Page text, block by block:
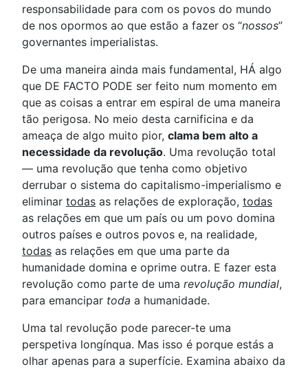
responsabilidade para com os povos do mundo
de nos opormos ao que estão a fazer os “nossos”
governantes imperialistas.
De uma maneira ainda mais fundamental, HÁ algo
que DE FACTO PODE ser feito num momento em
que as coisas a entrar em espiral de uma maneira
tão perigosa. No meio desta carnificina e da
ameaça de algo muito pior, clama bem alto a
necessidade da revolução. Uma revolução total
— uma revolução que tenha como objetivo
derrubar o sistema do capitalismo-imperialismo e
eliminar todas as relações de exploração, todas
as relações em que um país ou um povo domina
outros países e outros povos e, na realidade,
todas as relações em que uma parte da
humanidade domina e oprime outra. E fazer esta
revolução como parte de uma revolução mundial,
para emancipar toda a humanidade.
Uma tal revolução pode parecer-te uma
perspetiva longínqua. Mas isso é porque estás a
olhar apenas para a superfície. Examina abaixo da